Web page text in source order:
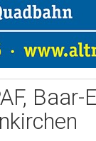
Baar-